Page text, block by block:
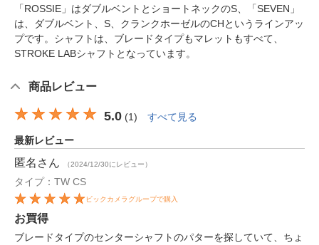
「ROSSIE」はダブルベントとショートネックのS、「SEVEN」
は、ダブルベント、S、クランクホーゼルのCHというラインアッ
プです。シャフトは、ブレードタイプもマレットもすべて、
STROKE LABシャフトとなっています。
商品レビュー
5.0 (1) すべて見る
最新レビュー
匿名 さん （2024/12/30にレビュー）
タイプ：TW CS
ビックカメラグループで購入
お買得
ブレードタイプのセンターシャフトのパターを探していて、ちょ